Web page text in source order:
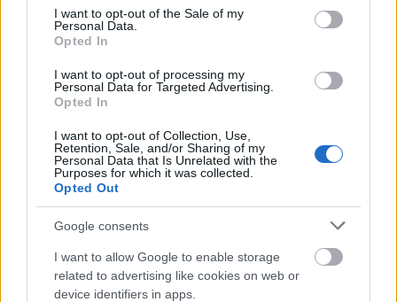
consent section.
I want to opt-out of the Sale of my
Personal Data.
Opted In
I want to opt-out of processing my
Personal Data for Targeted Advertising.
Opted In
I want to opt-out of Collection, Use,
Retention, Sale, and/or Sharing of my
Personal Data that Is Unrelated with the
Purposes for which it was collected.
Opted Out
Google consents
I want to allow Google to enable storage
related to advertising like cookies on web or
device identifiers in apps.
ΔΙΑΒΑΖΟΝΤΑΙ ΤΩΡΑ
3 ζώδια θα μπουν σε σκληρά διλήμματα μέχρι τις
15/8 - Τέλος οι υπεκφυγές
Αυτό το φυτό πρέπει να φυτέψεις τον Αύγουστο
για να απαλλαγείς από τα κουνούπια